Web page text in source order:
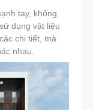
tay, không
dụng vật liệu
chi tiết, mà
nhau.